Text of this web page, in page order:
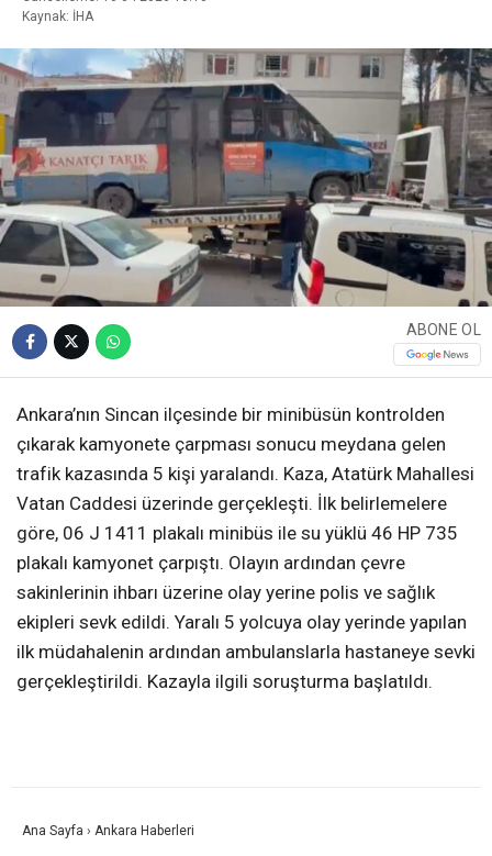
Kaynak: İHA
ABONE OL
Ankara’nın Sincan ilçesinde bir minibüsün kontrolden
çıkarak kamyonete çarpması sonucu meydana gelen
trafik kazasında 5 kişi yaralandı. Kaza, Atatürk Mahallesi
Vatan Caddesi üzerinde gerçekleşti. İlk belirlemelere
göre, 06 J 1411 plakalı minibüs ile su yüklü 46 HP 735
plakalı kamyonet çarpıştı. Olayın ardından çevre
sakinlerinin ihbarı üzerine olay yerine polis ve sağlık
ekipleri sevk edildi. Yaralı 5 yolcuya olay yerinde yapılan
ilk müdahalenin ardından ambulanslarla hastaneye sevki
gerçekleştirildi. Kazayla ilgili soruşturma başlatıldı.
Ana Sayfa › Ankara Haberleri